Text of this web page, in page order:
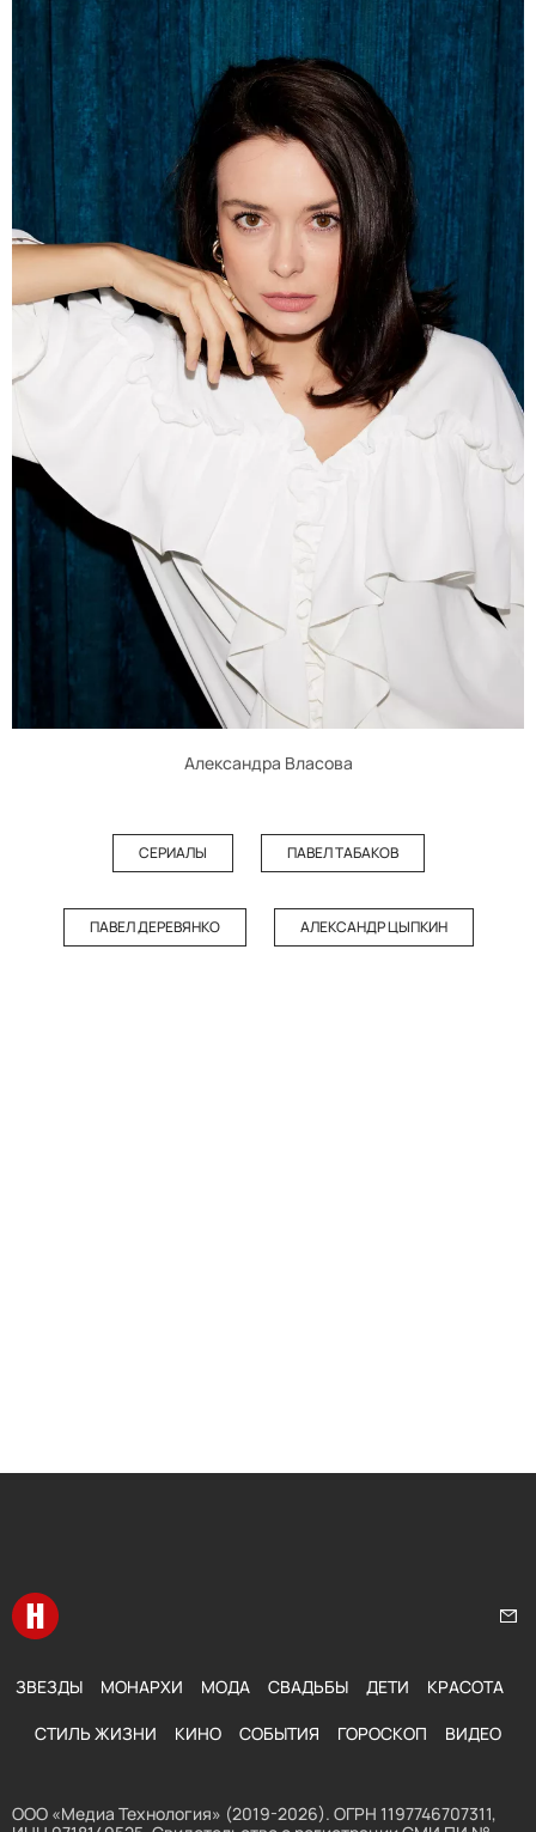
Александра Власова
СЕРИАЛЫ ПАВЕЛ ТАБАКОВ
ПАВЕЛ ДЕРЕВЯНКО АЛЕКСАНДР ЦЫПКИН
Перейти на главную
ЗВЕЗДЫ МОНАРХИ МОДА СВАДЬБЫ ДЕТИ КРАСОТА
СТИЛЬ ЖИЗНИ КИНО СОБЫТИЯ ГОРОСКОП ВИДЕО
ООО «Медиа Технология» (2019-2026). ОГРН 1197746707311,